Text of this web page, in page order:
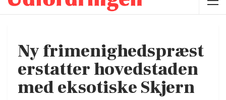
Ny frimenighedspræst
erstatter hovedstaden
med eksotiske Skjern